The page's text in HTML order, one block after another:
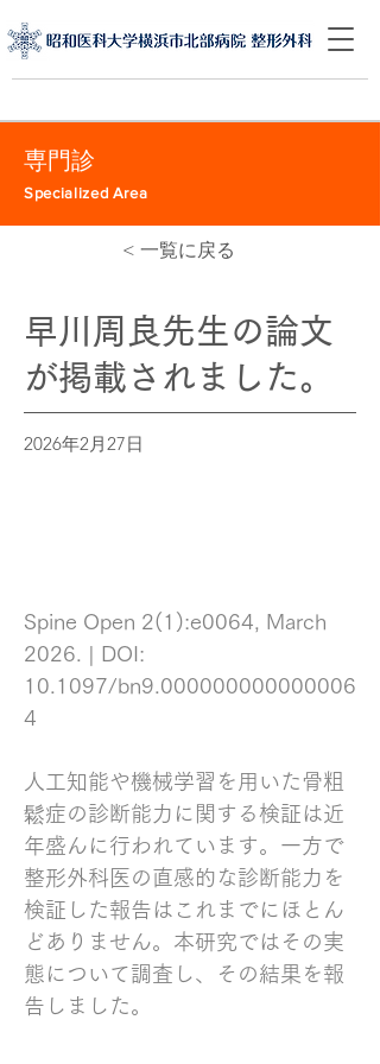
専門診
Specialized Area
< 一覧に戻る
早川周良先生の論文
が掲載されました。
2026年2月27日
Spine Open 2(1):e0064, March
2026. | DOI:
10.1097/bn9.000000000000006
4
人工知能や機械学習を用いた骨粗
鬆症の診断能力に関する検証は近
年盛んに行われています。一方で
整形外科医の直感的な診断能力を
検証した報告はこれまでにほとん
どありません。本研究ではその実
態について調査し、その結果を報
告しました。